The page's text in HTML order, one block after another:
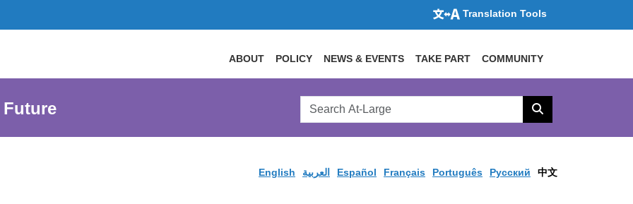
Translation Tools
ABOUT POLICY NEWS & EVENTS TAKE PART COMMUNITY
Future
Search
AtLarge
Search
English العربية Español Français Português Pусский 中文